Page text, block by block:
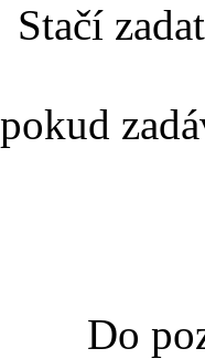
Stačí
pokud
Do